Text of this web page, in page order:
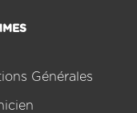
Générales